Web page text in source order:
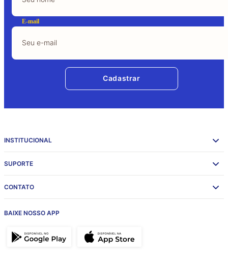
E-mail
Cadastrar
INSTITUCIONAL
SUPORTE
CONTATO
BAIXE NOSSO APP